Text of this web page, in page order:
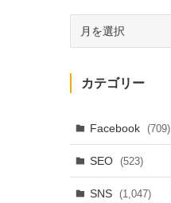
投
稿
た
記
事
カテゴリー
Facebook (709)
SEO (523)
SNS (1,047)